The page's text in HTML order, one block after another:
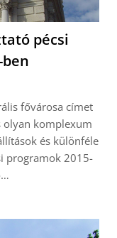
pécsi
fővárosa címet
olyan komplexum
és különféle
programok 2015-